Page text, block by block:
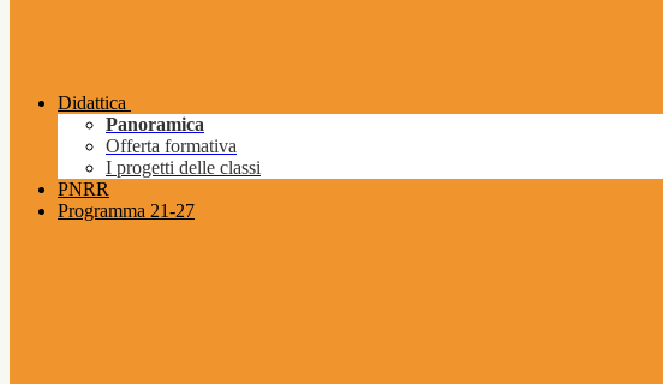
Didattica
Panoramica
Offerta formativa
I progetti delle classi
PNRR
Programma 21-27